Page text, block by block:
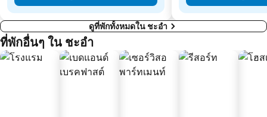
ดูที่พักทั้งหมดใน ชะอำ
ที่พักอื่นๆ ใน ชะอำ